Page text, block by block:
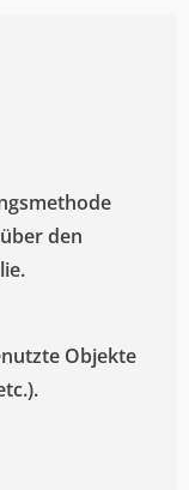
den
Objekte